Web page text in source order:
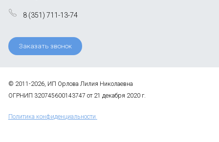
8 (351) 711-13-74
Заказать звонок
© 2011-2026, ИП Орлова Лилия Николаевна
ОГРНИП 320745600143747 от 21 декабря 2020 г.
Политика конфиденциальности